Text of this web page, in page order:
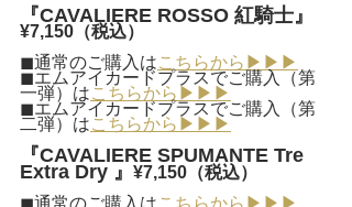
『CAVALIERE ROSSO 紅騎士』
¥7,150（税込）
◼︎通常のご購入はこちらから▶︎▶︎▶︎
◼︎エムアイカードプラスでご購入（第
一弾）はこちらから▶︎▶︎▶︎
◼︎エムアイカードプラスでご購入（第
二弾）はこちらから▶︎▶︎▶︎
『CAVALIERE SPUMANTE Tre
Extra Dry 』 ¥7,150（税込）
◼︎通常のご購入はこちらから▶︎▶︎▶︎